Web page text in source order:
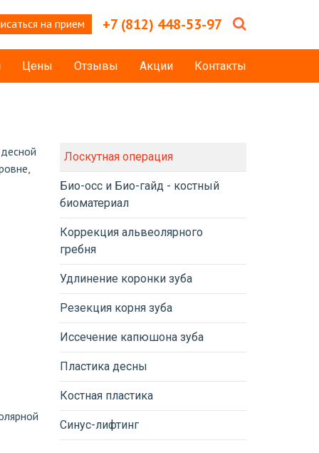
на прием +7 (812) 448-53-97
Цены Отзывы Акции Контакты
Лоскутная операция
Био-осс и Био-гайд - костный
биоматериал
Коррекция альвеолярного
гребня
Удлинение коронки зуба
Резекция корня зуба
Иссечение капюшона зуба
Пластика десны
Костная пластика
Синус-лифтинг